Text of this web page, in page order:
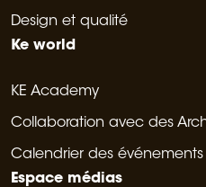
Design et qualité
Ke world
KE Academy
Collaboration avec des
Calendrier des événements
Espace médias